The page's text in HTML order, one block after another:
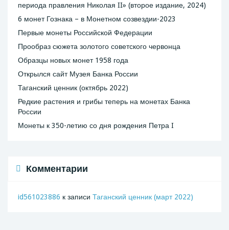
периода правления Николая II» (второе издание, 2024)
6 монет Гознака – в Монетном созвездии-2023
Первые монеты Российской Федерации
Прообраз сюжета золотого советского червонца
Образцы новых монет 1958 года
Открылся сайт Музея Банка России
Таганский ценник (октябрь 2022)
Редкие растения и грибы теперь на монетах Банка
России
Монеты к 350-летию со дня рождения Петра I
Комментарии
id561023886 к записи Таганский ценник (март 2022)